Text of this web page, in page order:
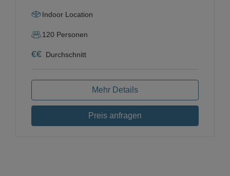
Indoor Location
120 Personen
€€ Durchschnitt
Mehr Details
Preis anfragen